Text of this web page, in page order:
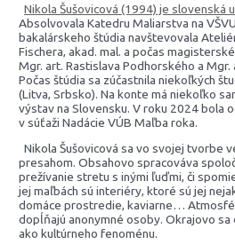
Nikola Šušovicová (1994) je slovenská
Absolvovala Katedru Maliarstva na
bakalárskeho štúdia navštevovala
Fischera, akad. mal. a počas
Mgr. art. Rastislava Podhorského a Mgr.
Počas štúdia sa zúčastnila niekoľkých
(Litva, Srbsko). Na konte má niekoľko
výstav na Slovensku. V roku 2024 bola
v súťaži Nadácie VÚB Maľba roka.
Nikola Šušovicová sa vo svojej tvorbe
presahom. Obsahovo spracováva
prežívanie stretu s inými ľuďmi, či
jej maľbách sú interiéry, ktoré sú jej
domáce prostredie, kaviarne…
dopĺňajú anonymné osoby. Okrajovo sa
ako kultúrneho fenoménu.